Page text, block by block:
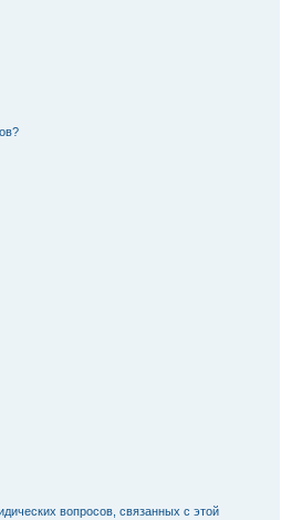
вопросов, связанных с этой